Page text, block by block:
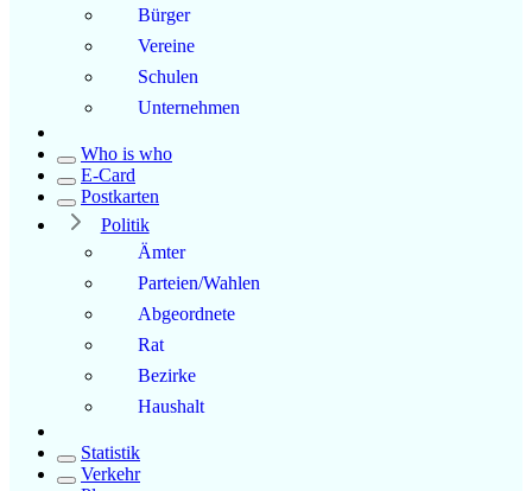
Bürger
Vereine
Schulen
Unternehmen
Who is who
E-Card
Postkarten
Politik
Ämter
Parteien/Wahlen
Abgeordnete
Rat
Bezirke
Haushalt
Statistik
Verkehr